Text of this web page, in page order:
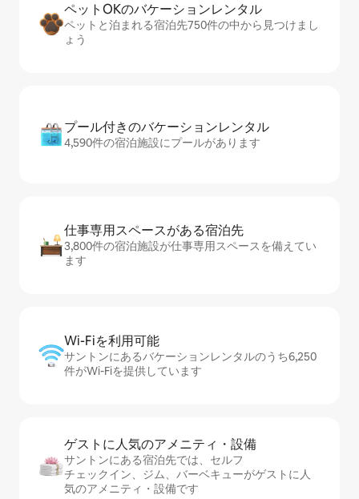
ペットOKのバ⁠ケ⁠ー⁠シ⁠ョ⁠ンレ⁠ン⁠タ⁠ル
ペットと泊まれる宿泊先750件の中から見つけまし
ょう
プール付きのバ⁠ケ⁠ー⁠シ⁠ョ⁠ンレ⁠ン⁠タ⁠ル
4,590件の宿泊施設にプールがあります
仕事専用ス⁠ペ⁠ー⁠スがあ⁠る宿⁠泊⁠先
3,800件の宿泊施設が仕事専用スペースを備えてい
ます
Wi-Fiを利⁠用⁠可⁠能
サントンにあるバケーションレンタルのうち6,250
件がWi-Fiを提供しています
ゲストに人⁠気⁠のア⁠メ⁠ニ⁠テ⁠ィ・設⁠備
サントンにある宿泊先では、セ⁠ル⁠フ
チ⁠ェ⁠ッ⁠ク⁠イ⁠ン、ジム、バーベキューがゲストに人
気のアメニティ・設備です